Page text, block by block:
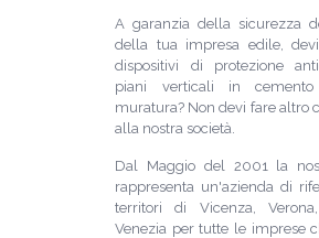
A garanzia della sicurezza
della tua impresa edile,
dispositivi di protezione
piani verticali in
muratura? Non devi fare altro
alla nostra società.
Dal Maggio del 2001 la
rappresenta un'azienda di
territori di Vicenza,
Venezia per tutte le imprese